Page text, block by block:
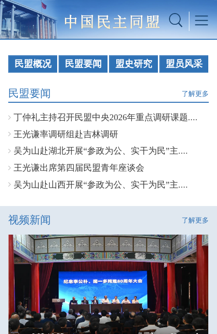
民盟概况 民盟要闻 盟史研究 盟员风采
民盟要闻 了解更多
丁仲礼主持召开民盟中央2026年重点调研课题....
王光谦率调研组赴吉林调研
吴为山赴湖北开展“参政为公、实干为民”主....
王光谦出席第四届民盟青年座谈会
吴为山赴山西开展“参政为公、实干为民”主....
视频新闻 了解更多